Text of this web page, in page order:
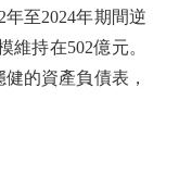
年至2024年期間逆
維持在502億元。
的資產負債表，